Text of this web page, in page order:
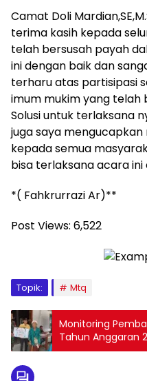
Camat Doli
terima kasih kepada
telah bersusah payah
ini dengan baik dan
terharu atas partisipasi
imum mukim yang telah
Solusi untuk terlaksana
juga saya
kepada semua
bisa terlaksana acara
*( Fahkrurrazi Ar)**
Post Views: 6,522
Topik: Mtq
Monitoring
Tahun Anggaran
Koptu Suyono